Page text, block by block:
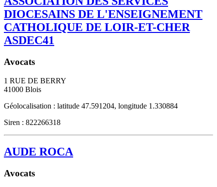
DIOCESAINS DE L'ENSEIGNEMENT
CATHOLIQUE DE LOIR-ET-CHER
ASDEC41
Avocats
1 RUE DE BERRY
41000 Blois
Géolocalisation : latitude 47.591204, longitude 1.330884
Siren : 822266318
AUDE ROCA
Avocats